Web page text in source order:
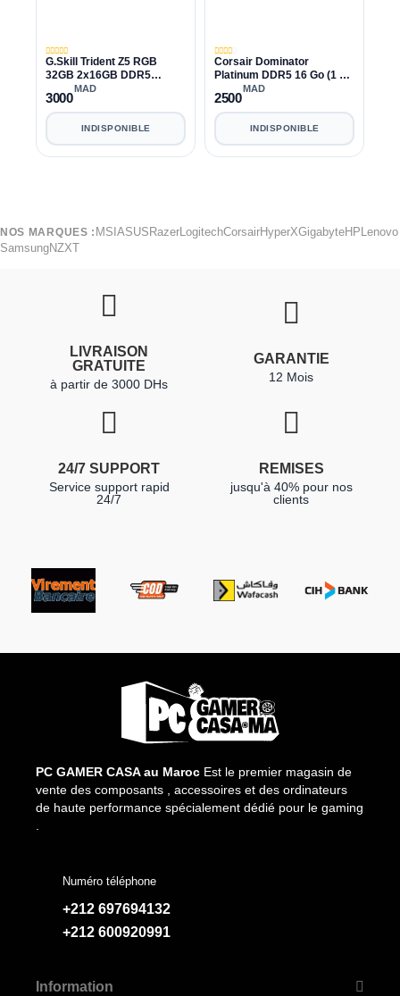
G.Skill Trident Z5 RGB
32GB 2x16GB DDR5
6000Mhz C40
3000
MAD
INDISPONIBLE
Corsair Dominator
Platinum DDR5 16 Go (1 x
16 Go) 5200 MHz CL40
2500
MAD
INDISPONIBLE
NOS MARQUES : MSI ASUS RazerLogitechCorsairHyperXGigabyteHP Lenovo
SamsungNZXT
LIVRAISON
GRATUITE
à partir de 3000 DHs
GARANTIE
12 Mois
24/7 SUPPORT
Service support rapid
24/7
REMISES
jusqu'à 40% pour nos
clients
PC GAMER CASA au Maroc Est le premier magasin de
vente des composants , accessoires et des ordinateurs
de haute performance spécialement dédié pour le gaming
Numéro téléphone
+212 697694132
+212 600920991
Information